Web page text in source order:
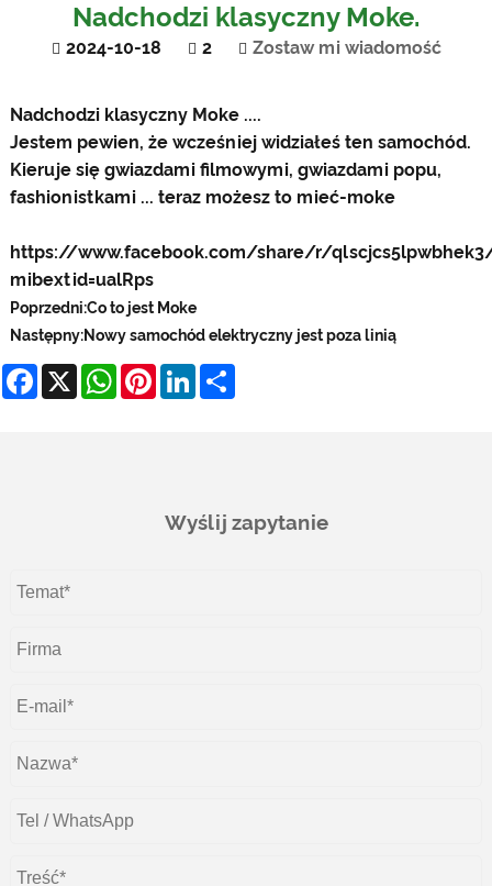
Nadchodzi klasyczny Moke.
2024-10-18 2 Zostaw mi wiadomość
Nadchodzi klasyczny Moke ....
Jestem pewien, że wcześniej widziałeś ten samochód.
Kieruje się gwiazdami filmowymi, gwiazdami popu,
fashionistkami ... teraz możesz to mieć-moke
https://www.facebook.com/share/r/
mibextid=ualRps
Poprzedni:Co to jest Moke
Następny:Nowy samochód elektryczny jest poza linią
Facebook
X WhatsApp
Pinterest
LinkedIn
Wyślij zapytanie